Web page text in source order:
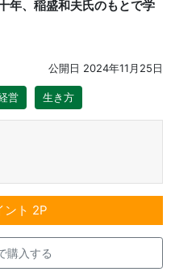
年、稲盛和夫氏のもとで学
公開日 2024年11月25日
営 生き方
ント 2P
購入する